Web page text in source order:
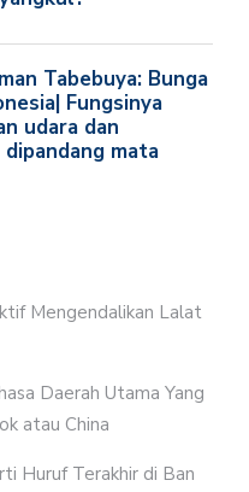
Mengendalikan Lalat
Daerah Utama Yang
atau China
Huruf Terakhir di Ban